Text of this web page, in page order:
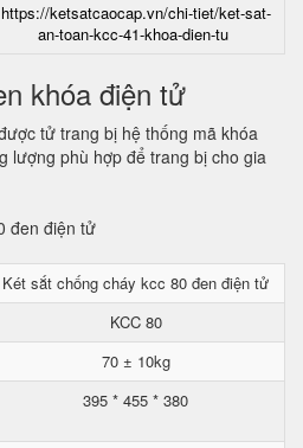
https://ketsatcaocap.vn/chi-tiet/ket-sat-
an-toan-kcc-41-khoa-dien-tu
khóa điện tử
tử trang bị hệ thống mã khóa
lượng phù hợp để trang bị cho gia
Két sắt chống cháy kcc 80 đen điện tử
KCC 80
70 ± 10kg
395 * 455 * 380